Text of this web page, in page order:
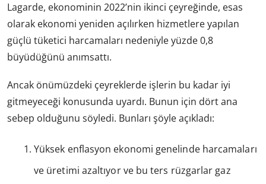
Lagarde, ekonominin 2022’nin ikinci çeyreğinde, esas
olarak ekonomi yeniden açılırken hizmetlere yapılan
güçlü tüketici harcamaları nedeniyle yüzde 0,8
büyüdüğünü anımsattı.
Ancak önümüzdeki çeyreklerde işlerin bu kadar iyi
gitmeyeceği konusunda uyardı. Bunun için dört ana
sebep olduğunu söyledi. Bunları şöyle açıkladı:
Yüksek enflasyon ekonomi genelinde harcamaları
ve üretimi azaltıyor ve bu ters rüzgarlar gaz